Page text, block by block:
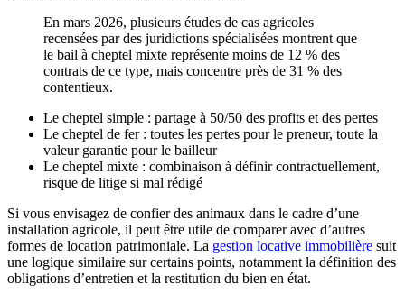
En mars 2026, plusieurs études de cas agricoles
recensées par des juridictions spécialisées montrent que
le bail à cheptel mixte représente moins de 12 % des
contrats de ce type, mais concentre près de 31 % des
contentieux.
Le cheptel simple : partage à 50/50 des profits et des pertes
Le cheptel de fer : toutes les pertes pour le preneur, toute la
valeur garantie pour le bailleur
Le cheptel mixte : combinaison à définir contractuellement,
risque de litige si mal rédigé
Si vous envisagez de confier des animaux dans le cadre d’une
installation agricole, il peut être utile de comparer avec d’autres
formes de location patrimoniale. La gestion locative immobilière suit
une logique similaire sur certains points, notamment la définition des
obligations d’entretien et la restitution du bien en état.